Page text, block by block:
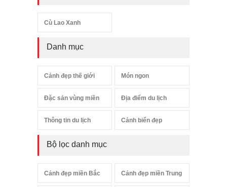
Cù Lao Xanh
Danh mục
Cảnh đẹp thế giới Món ngon
Đặc sản vùng miền Địa điểm du lịch
Thông tin du lịch Cảnh biển đẹp
Bộ lọc danh mục
Cảnh đẹp miền Bắc Cảnh đẹp miền Trung